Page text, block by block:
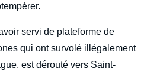
servi de plateforme de
qui ont survolé illégalement
est dérouté vers Saint-